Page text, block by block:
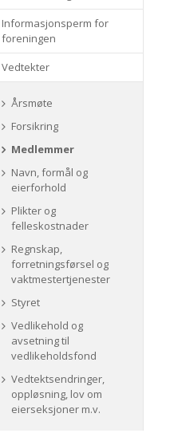
Informasjonsperm for
foreningen
Vedtekter
Årsmøte
Forsikring
Medlemmer
Navn, formål og
eierforhold
Plikter og
felleskostnader
Regnskap,
forretningsførsel og
vaktmestertjenester
Styret
Vedlikehold og
avsetning til
vedlikeholdsfond
Vedtektsendringer,
oppløsning, lov om
eierseksjoner m.v.